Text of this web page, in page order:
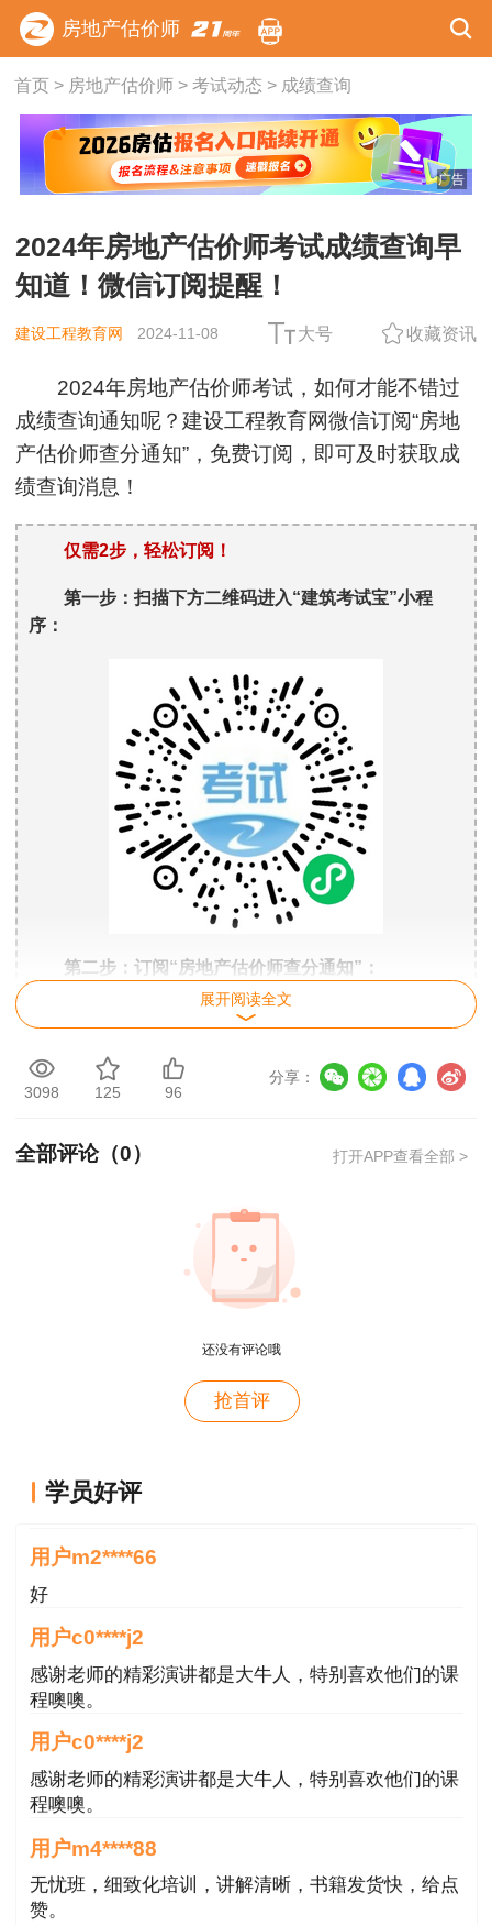
房地产估价师
首页> 房地产估价师> 考试动态 > 成绩查询
广告
2024年房地产估价师考试成绩查询早
知道！微信订阅提醒！
建设工程教育网 2024-11-08 大号 收藏资讯
2024年房地产估价师考试，如何才能不错过
成绩查询通知呢？建设工程教育网微信订阅“房地
产估价师查分通知”，免费订阅，即可及时获取成
绩查询消息！
仅需2步，轻松订阅！
第一步：扫描下方二维码进入“建筑考试宝”小程
序：
第二步：订阅“房地产估价师查分通知”：
重新订阅。
房地产估价师考试成绩查询时间
年份 考试时间
成绩查询时间
2024年
2023年
11月11日、12日
2022年
11月12日、13日
2023年3月13日
2021年
2020年
房地产估价师考试成绩查询方式
展开阅读全文
3098 125 96
分享：
全部评论（0） 打开APP查看全部 >
还没有评论哦
抢首评
学员好评
用户m2****66
用户m2****66
好
用户c0****j2
感谢老师的精彩演讲都是大牛人，特别喜欢他们的课
程噢噢。
用户c0****j2
感谢老师的精彩演讲都是大牛人，特别喜欢他们的课
程噢噢。
用户m4****88
无忧班，细致化培训，讲解清晰，书籍发货快，给点
赞。